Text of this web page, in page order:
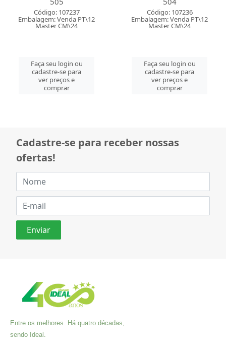
Código: 107237
Embalagem: Venda PT\12
Master CM\24
Faça seu login ou
cadastre-se para
ver preços e
comprar
Código: 107236
Embalagem: Venda PT\12
Master CM\24
Faça seu login ou
cadastre-se para
ver preços e
comprar
Cadastre-se para receber nossas
ofertas!
Entre os melhores. Há quatro décadas,
sendo Ideal.